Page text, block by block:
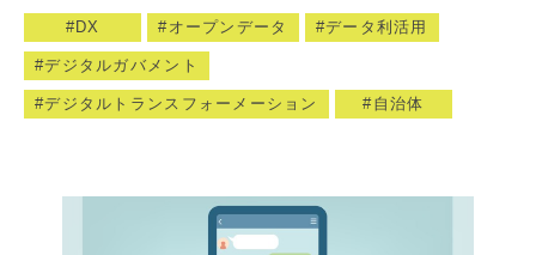
DX オープンデータ データ利活用
デジタルガバメント
デジタルトランスフォーメーション 自治体